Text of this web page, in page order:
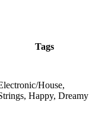
Tags
House,
Happy, Dreamy